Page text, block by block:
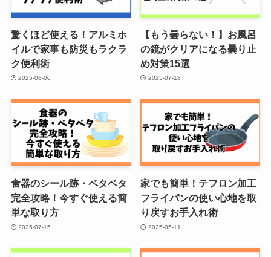
驚くほど使える！アルミホ
イルで家事も防災もラクラ
ク便利術
2025-08-06
【もう曇らない！】お風呂
の鏡がクリアになる曇り止
め対策15選
2025-07-18
食器のシール跡・ベタベタ
完全攻略！今すぐ使える簡
単な取り方
2025-07-15
家でも簡単！テフロン加工
フライパンの使い心地を取
り戻すお手入れ術
2025-05-11